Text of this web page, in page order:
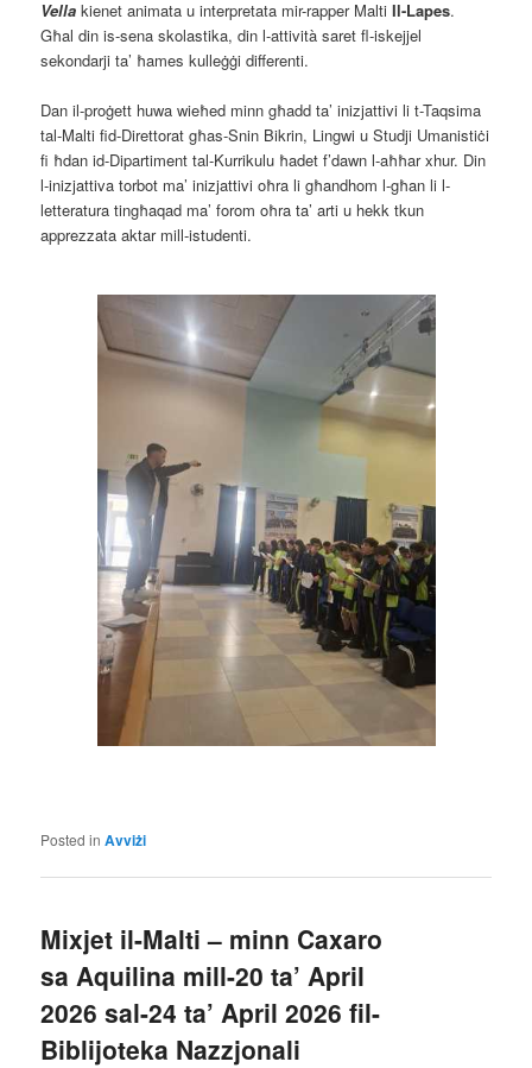
Vella kienet animata u interpretata mir-rapper MaltiIl-Lapes.
Għal din is-sena skolastika, din l-attività saret fl-iskejjel
sekondarji ta’ ħames kulleġġi differenti.
Dan il-proġett huwa wieħed minn għadd ta’ inizjattivi li t-Taqsima
tal-Malti fid-Direttorat għas-Snin Bikrin, Lingwi u Studji Umanistiċi
fi ħdan id-Dipartiment tal-Kurrikulu ħadet f’dawn l-aħħar xhur. Din
l-inizjattiva torbot ma’ inizjattivi oħra li għandhom l-għan li l-
letteratura tingħaqad ma’ forom oħra ta’ arti u hekk tkun
apprezzata aktar mill-istudenti.
Posted in Avviżi
Mixjet il-Malti – minn Caxaro
sa Aquilina mill-20 ta’ April
2026 sal-24 ta’ April 2026 fil-
Biblijoteka Nazzjonali